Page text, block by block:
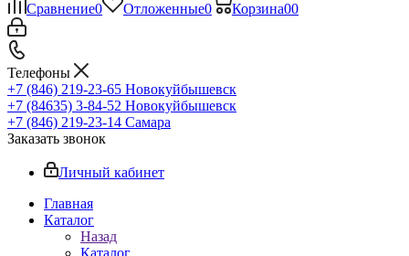
Сравнение0 Отложенные0 Корзина00
Телефоны
+7 (846) 219-23-65 Новокуйбышевск
+7 (84635) 3-84-52 Новокуйбышевск
+7 (846) 219-23-14 Самара
Заказать звонок
Личный кабинет
Главная
Каталог
Назад
Каталог